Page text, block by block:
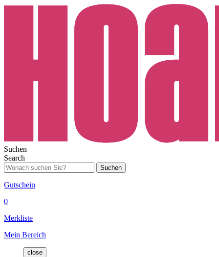
Suchen
Search
Suchen
Gutschein
0
Merkliste
Mein Bereich
close